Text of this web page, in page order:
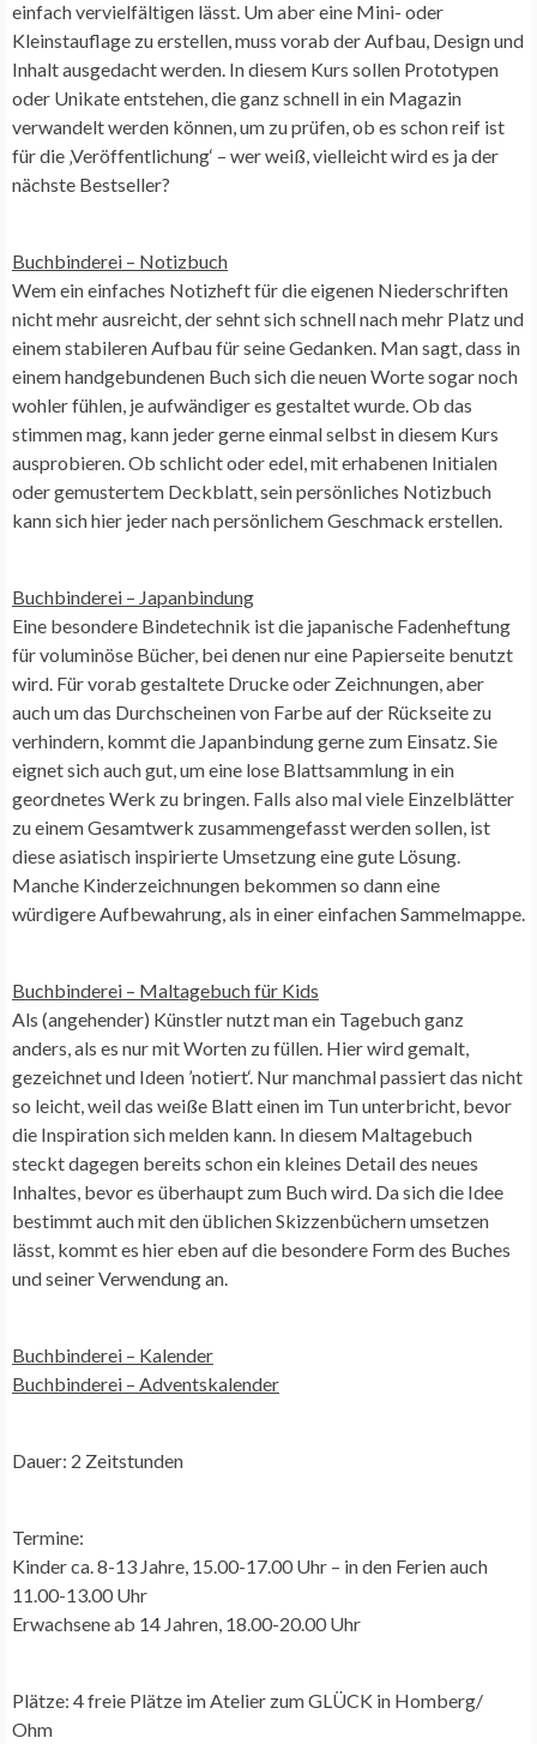
einfach vervielfältigen lässt. Um aber eine Mini- oder
Kleinstauflage zu erstellen, muss vorab der Aufbau, Design und
Inhalt ausgedacht werden. In diesem Kurs sollen Prototypen
oder Unikate entstehen, die ganz schnell in ein Magazin
verwandelt werden können, um zu prüfen, ob es schon reif ist
für die ‚Veröffentlichung‘ – wer weiß, vielleicht wird es ja der
nächste Bestseller?
Buchbinderei – Notizbuch
Wem ein einfaches Notizheft für die eigenen Niederschriften
nicht mehr ausreicht, der sehnt sich schnell nach mehr Platz und
einem stabileren Aufbau für seine Gedanken. Man sagt, dass in
einem handgebundenen Buch sich die neuen Worte sogar noch
wohler fühlen, je aufwändiger es gestaltet wurde. Ob das
stimmen mag, kann jeder gerne einmal selbst in diesem Kurs
ausprobieren. Ob schlicht oder edel, mit erhabenen Initialen
oder gemustertem Deckblatt, sein persönliches Notizbuch
kann sich hier jeder nach persönlichem Geschmack erstellen.
Buchbinderei – Japanbindung
Eine besondere Bindetechnik ist die japanische Fadenheftung
für voluminöse Bücher, bei denen nur eine Papierseite benutzt
wird. Für vorab gestaltete Drucke oder Zeichnungen, aber
auch um das Durchscheinen von Farbe auf der Rückseite zu
verhindern, kommt die Japanbindung gerne zum Einsatz. Sie
eignet sich auch gut, um eine lose Blattsammlung in ein
geordnetes Werk zu bringen. Falls also mal viele Einzelblätter
zu einem Gesamtwerk zusammengefasst werden sollen, ist
diese asiatisch inspirierte Umsetzung eine gute Lösung.
Manche Kinderzeichnungen bekommen so dann eine
würdigere Aufbewahrung, als in einer einfachen Sammelmappe.
Buchbinderei – Maltagebuch für Kids
Als (angehender) Künstler nutzt man ein Tagebuch ganz
anders, als es nur mit Worten zu füllen. Hier wird gemalt,
gezeichnet und Ideen ’notiert‘. Nur manchmal passiert das nicht
so leicht, weil das weiße Blatt einen im Tun unterbricht, bevor
die Inspiration sich melden kann. In diesem Maltagebuch
steckt dagegen bereits schon ein kleines Detail des neues
Inhaltes, bevor es überhaupt zum Buch wird. Da sich die Idee
bestimmt auch mit den üblichen Skizzenbüchern umsetzen
lässt, kommt es hier eben auf die besondere Form des Buches
und seiner Verwendung an.
Buchbinderei – Kalender
Buchbinderei – Adventskalender
Dauer: 2 Zeitstunden
Termine:
Kinder ca. 8-13 Jahre, 15.00-17.00 Uhr – in den Ferien auch
11.00-13.00 Uhr
Erwachsene ab 14 Jahren, 18.00-20.00 Uhr
Plätze: 4 freie Plätze im Atelier zum GLÜCK in Homberg/
Ohm